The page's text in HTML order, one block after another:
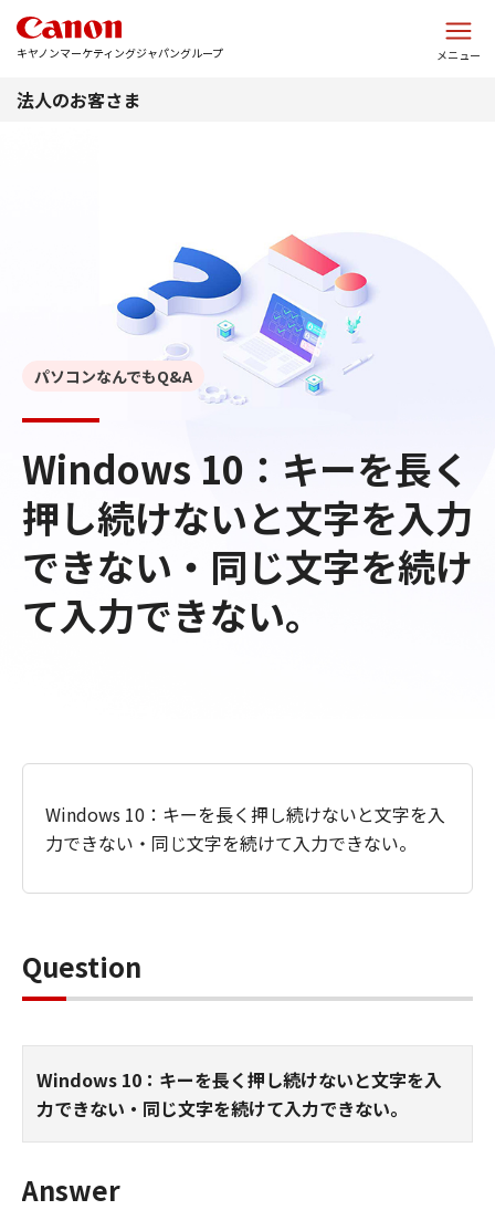
キヤノンマーケティングジャパングループ メニュー
法人のお客さま
Windows 10：キーを長く
押し続けないと文字を入力
できない・同じ文字を続け
て入力できない。
パソコンなんでもQ&A
Windows 10：キーを長く押し続けないと文字を入
力できない・同じ文字を続けて入力できない。
Question
Windows 10：キーを長く押し続けないと文字を入
力できない・同じ文字を続けて入力できない。
Answer